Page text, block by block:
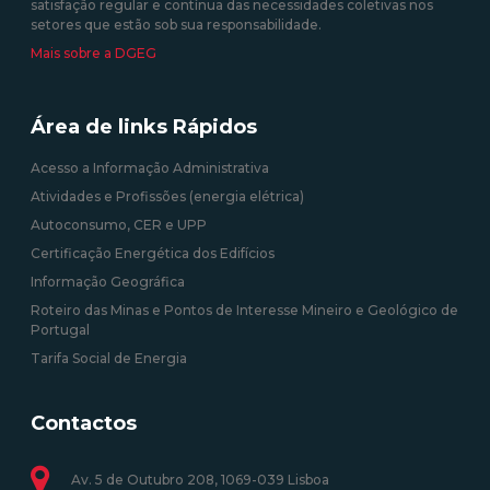
satisfação regular e contínua das necessidades coletivas nos
setores que estão sob sua responsabilidade.
Mais sobre a DGEG
Área de links Rápidos
Acesso a Informação Administrativa
Atividades e Profissões (energia elétrica)
Autoconsumo, CER e UPP
Certificação Energética dos Edifícios
Informação Geográfica
Roteiro das Minas e Pontos de Interesse Mineiro e Geológico de
Portugal
Tarifa Social de Energia
Contactos
Av. 5 de Outubro 208, 1069-039 Lisboa